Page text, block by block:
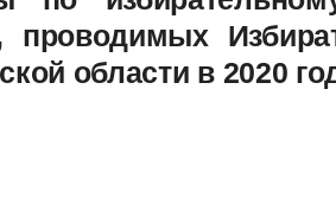
проводимых
области в 2020